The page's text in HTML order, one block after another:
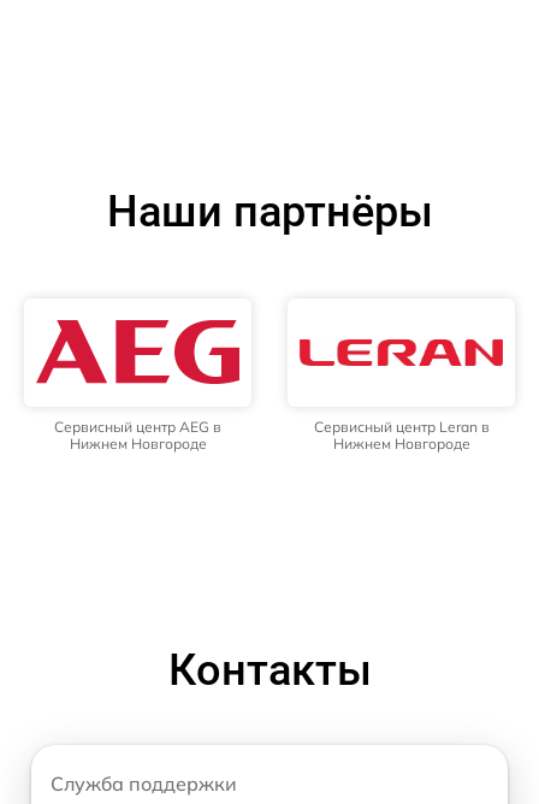
Наши партнёры
Сервисный центр AEG в
Нижнем Новгороде
Сервисный центр Leran в
Нижнем Новгороде
Контакты
Служба поддержки